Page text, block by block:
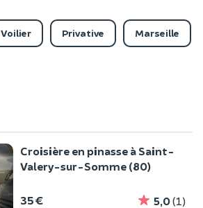
Voilier Privative Marseille
Croisière en pinasse à Saint-
Valery-sur-Somme (80)
35 € 5,0(1)